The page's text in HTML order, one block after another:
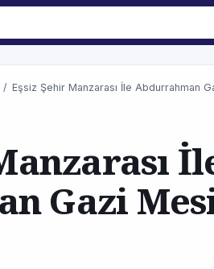
/ Eşsiz Şehir Manzarası İle Abdurrahman
Gazi